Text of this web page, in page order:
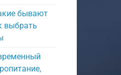
бывают
выбрать